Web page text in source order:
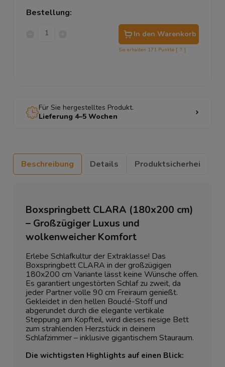
Bestellung:
In den Warenkorb
Sie erhalten 171 Punkte [ ? ]
Für Sie hergestelltes Produkt.
Lieferung 4–5 Wochen
Beschreibung Details Produktsicherhei
Boxspringbett CLARA (180x200 cm)
– Großzügiger Luxus und
wolkenweicher Komfort
Erlebe Schlafkultur der Extraklasse! Das
Boxspringbett CLARA in der großzügigen
180x200 cm Variante lässt keine Wünsche offen.
Es garantiert ungestörten Schlaf zu zweit, da
jeder Partner volle 90 cm Freiraum genießt.
Gekleidet in den hellen Bouclé-Stoff und
abgerundet durch die elegante vertikale
Steppung am Kopfteil, wird dieses riesige Bett
zum strahlenden Herzstück in deinem
Schlafzimmer – inklusive gigantischem Stauraum.
Die wichtigsten Highlights auf einen Blick: